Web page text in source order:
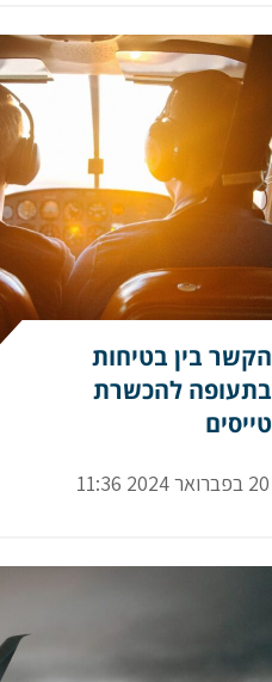
הקשר בין בטיחות
בתעופה להכשרת
טייסים
20 בפברואר 2024 11:36